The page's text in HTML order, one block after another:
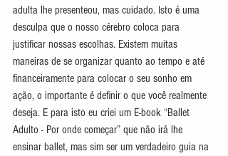
adulta lhe presenteou, mas cuidado. Isto é uma
desculpa que o nosso cérebro coloca para
justificar nossas escolhas. Existem muitas
maneiras de se organizar quanto ao tempo e até
financeiramente para colocar o seu sonho em
ação, o importante é definir o que você realmente
deseja. E para isto eu criei um E-book “Ballet
Adulto - Por onde começar” que não irá lhe
ensinar ballet, mas sim ser um verdadeiro guia na